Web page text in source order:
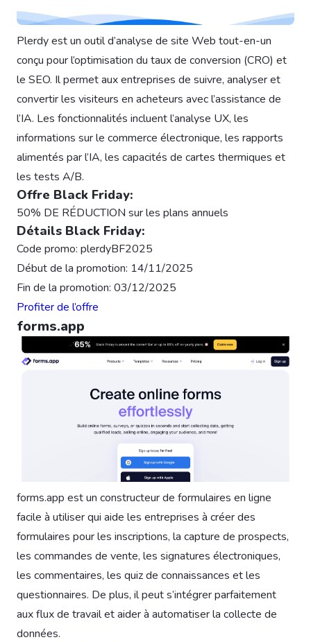
Plerdy est un outil d’analyse de site Web tout-en-un
conçu pour l’optimisation du taux de conversion (CRO) et
le SEO. Il permet aux entreprises de suivre, analyser et
convertir les visiteurs en acheteurs avec l’assistance de
l’IA. Les fonctionnalités incluent l’analyse UX, les
informations sur le commerce électronique, les rapports
alimentés par l’IA, les capacités de cartes thermiques et
les tests A/B.
Offre Black Friday:
50% DE RÉDUCTION sur les plans annuels
Détails Black Friday:
Code promo: plerdyBF2025
Début de la promotion: 14/11/2025
Fin de la promotion: 03/12/2025
Profiter de l’offre
forms.app
forms.app est un constructeur de formulaires en ligne
facile à utiliser qui aide les entreprises à créer des
formulaires pour les inscriptions, la capture de prospects,
les commandes de vente, les signatures électroniques,
les commentaires, les quiz de connaissances et les
questionnaires. De plus, il peut s’intégrer parfaitement
aux flux de travail et aider à automatiser la collecte de
données.